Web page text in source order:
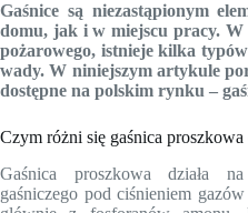
Gaśnice są niezastąpionym
domu, jak i w miejscu pracy. W
pożarowego, istnieje kilka
wady. W niniejszym artykule
dostępne na polskim rynku –
Czym różni się gaśnica
Gaśnica proszkowa działa
gaśniczego pod ciśnieniem